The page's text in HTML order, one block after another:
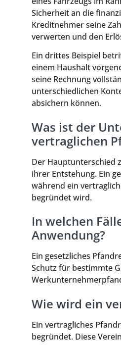
Sicherheit an die
Kreditnehmer seine
verwerten und den
Ein drittes Beispiel
einem Haushalt
seine Rechnung
unterschiedlichen
absichern können.
Was ist der
vertraglichen
Der Hauptunterschied
ihrer Entstehung. Ein
während ein
begründet wird.
In welchen
Anwendung?
Ein gesetzliches
Schutz für bestimmte
Wie wird ein
Ein vertragliches
begründet. Diese